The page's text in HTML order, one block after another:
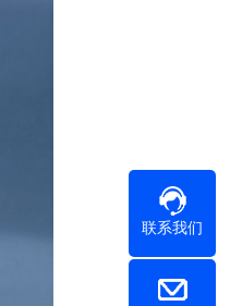
联系我们